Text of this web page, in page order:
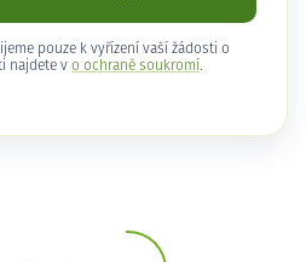
pouze k vyřízení vaší žádosti o
najdete v o ochraně soukromí .